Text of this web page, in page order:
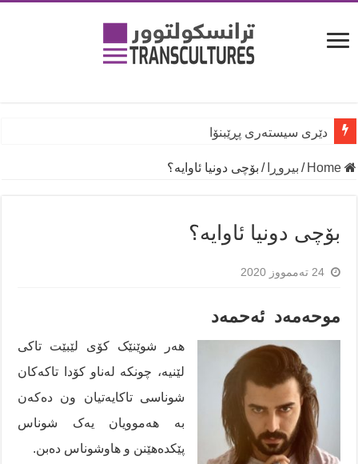
دێری سیستەری پڕێبنۆا
Home
/ بیروڕا / بۆچی دونیا ئاوایە؟
بۆچی دونیا ئاوایە؟
24 تەممووز 2020
موحەمەد ئەحمەد
ھەر شوێنێک کۆی لێبێت تاکی
لێنیە، چونکە لەناو کۆدا تاکەکان
شوناسی تاکایەتیان ون دەکەن
بە ھەموویان یەک شوناس
پێکدەھێنن و ھاوشوناس دەبن.